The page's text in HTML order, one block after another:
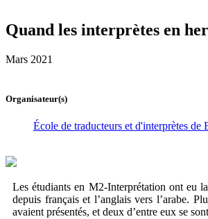
Quand les interprètes en
Mars 2021
Organisateur(s)
École de traducteurs et d'interprètes de
Les étudiants en M2-Interprétation ont eu
depuis français et l’anglais vers l’arabe.
avaient présentés, et deux d’entre eux se